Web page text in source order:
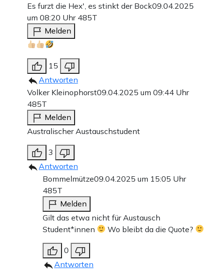
Es furzt die Hex', es stinkt der Bock09.04.2025
um 08:20 Uhr 485T
Melden
15
Antworten
Volker Kleinophorst09.04.2025 um 09:44 Uhr
485T
Melden
Australischer Austauschstudent
3
Antworten
Bommelmütze09.04.2025 um 15:05 Uhr
485T
Melden
Gilt das etwa nicht für Austausch
Student*innen
Wo bleibt da die Quote?
0
Antworten